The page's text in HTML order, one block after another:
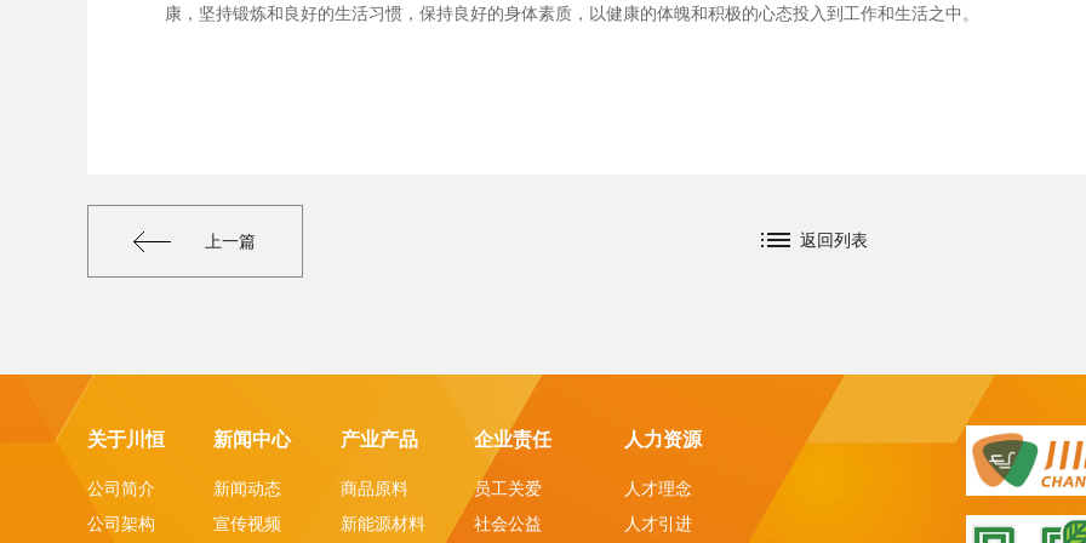
康，坚持锻炼和良好的生活习惯，保持良好的身体素质，以健康的体魄和积极的心态投入到工作和生活之中。
上一篇 返回列表
关于川恒
公司简介
公司架构
新闻中心
新闻动态
宣传视频
产业产品
商品原料
新能源材料
企业责任
员工关爱
社会公益
人力资源
人才理念
人才引进